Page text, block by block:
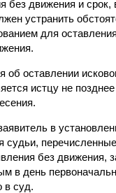
без движения и срок,
устранить
для
об оставлении
истцу не
в
судьи,
без движения,
в день
в суд.